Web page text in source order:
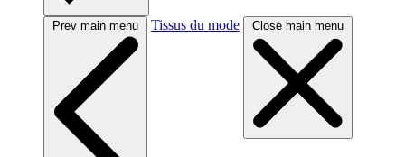
Prev main menu Tissus du mode Close main menu